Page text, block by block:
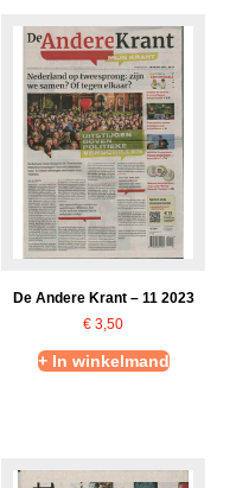
De Andere Krant – 11 2023
€ 3,50
+ In winkelmand